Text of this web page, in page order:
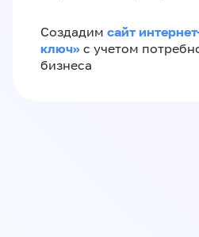
Создадим сайт
ключ» с учетом
бизнеса